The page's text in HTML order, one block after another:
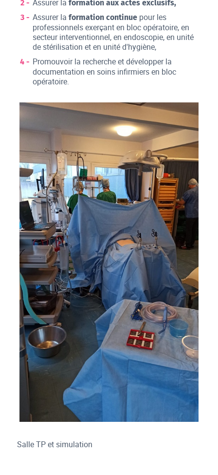
Assurer laformation aux actes exclusifs,
Assurer laformation continue pour les
professionnels exerçant en bloc opératoire, en
secteur interventionnel, en endoscopie, en unité
de stérilisation et en unité d'hygiène,
Promouvoir la recherche et développer la
documentation en soins infirmiers en bloc
opératoire.
Salle TP et simulation